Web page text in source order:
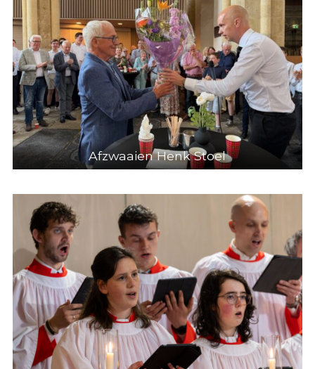
Afzwaaien Henk Stoel